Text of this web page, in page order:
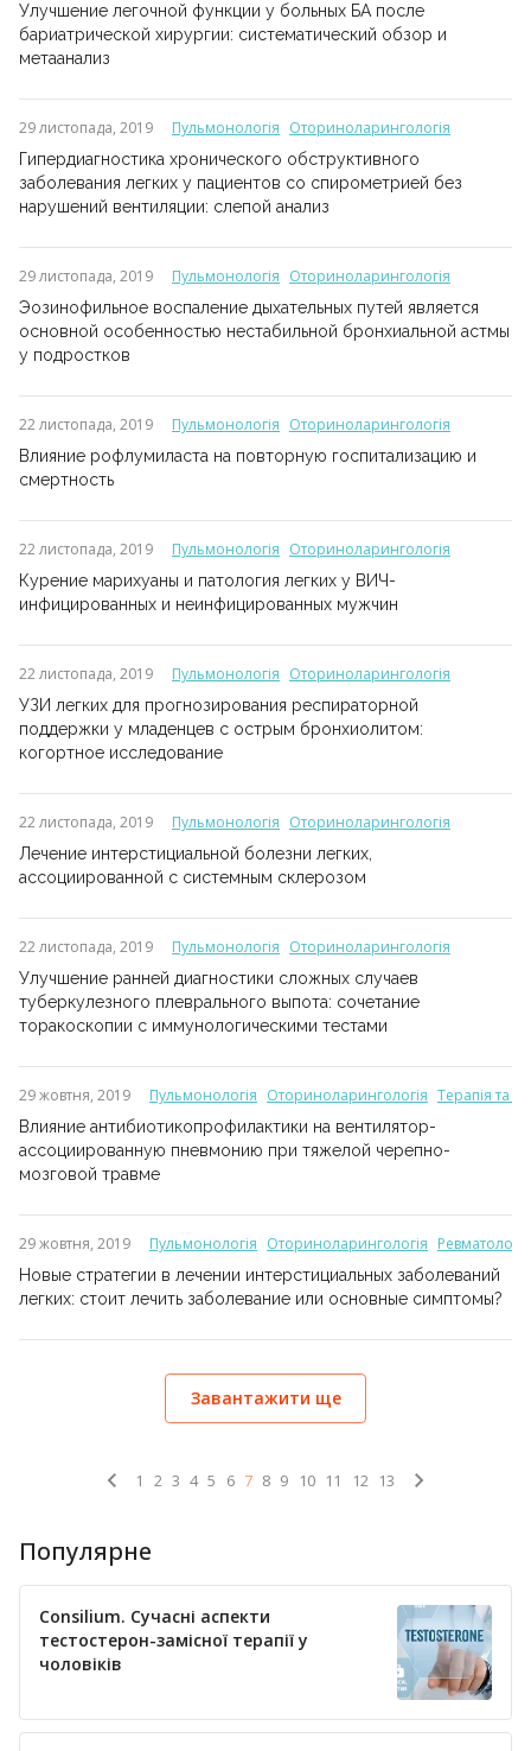
Улучшение легочной функции у больных БА после
бариатрической хирургии: систематический обзор и
метаанализ
29 листопада, 2019 Пульмонологія Оториноларингологія
Гипердиагностика хронического обструктивного
заболевания легких у пациентов со спирометрией без
нарушений вентиляции: слепой анализ
29 листопада, 2019 Пульмонологія Оториноларингологія
Эозинофильное воспаление дыхательных путей является
основной особенностью нестабильной бронхиальной астмы
у подростков
22 листопада, 2019 Пульмонологія Оториноларингологія
Влияние рофлумиласта на повторную госпитализацию и
смертность
22 листопада, 2019 Пульмонологія Оториноларингологія
Курение марихуаны и патология легких у ВИЧ-
инфицированных и неинфицированных мужчин
22 листопада, 2019 Пульмонологія Оториноларингологія
УЗИ легких для прогнозирования респираторной
поддержки у младенцев с острым бронхиолитом:
когортное исследование
22 листопада, 2019 Пульмонологія Оториноларингологія
Лечение интерстициальной болезни легких,
ассоциированной с системным склерозом
22 листопада, 2019 Пульмонологія Оториноларингологія
Улучшение ранней диагностики сложных случаев
туберкулезного плеврального выпота: сочетание
торакоскопии с иммунологическими тестами
29 жовтня, 2019 Пульмонологія Оториноларингологія Терапія та
Влияние антибиотикопрофилактики на вентилятор-
ассоциированную пневмонию при тяжелой черепно-
мозговой травме
29 жовтня, 2019 Пульмонологія Оториноларингологія Ревматологія
Новые стратегии в лечении интерстициальных заболеваний
легких: стоит лечить заболевание или основные симптомы?
Завантажити ще
1 2 3 4 5 6 7 8 9 10 11 12 13
Популярне
Consilium. Сучасні аспекти
тестостерон-замісної терапії у
чоловіків